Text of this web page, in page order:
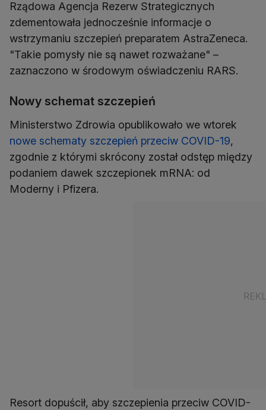
Rządowa Agencja Rezerw Strategicznych
zdementowała jednocześnie informacje o
wstrzymaniu szczepień preparatem AstraZeneca.
"Takie pomysły nie są nawet rozważane" –
zaznaczono w środowym oświadczeniu RARS.
Nowy schemat szczepień
Ministerstwo Zdrowia opublikowało we wtorek
nowe schematy szczepień przeciw COVID-19,
zgodnie z którymi skrócony został odstęp między
podaniem dawek szczepionek mRNA: od
Moderny i Pfizera.
Resort dopuścił, aby szczepienia przeciw COVID-